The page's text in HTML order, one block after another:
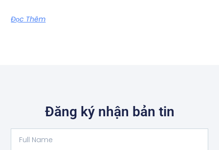
Đọc Thêm
Đăng ký nhận bản tin